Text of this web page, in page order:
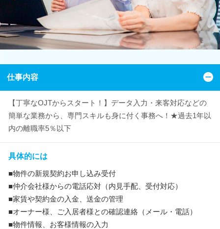
仕事内容
【丁寧なOJTからスタート！】データ入力・来客対応などの
簡単な業務から、専門スキルも身に付く事務へ！★過去1年以
内の離職率5％以下
具体的には
■物件の新規契約お申し込み受付
■仲介会社様からの電話応対（内見手配、受付対応）
■家賃や契約金の入金、送金の管理
■オーナー様、ご入居者様との確認連絡（メール・電話）
■物件情報、お客様情報の入力